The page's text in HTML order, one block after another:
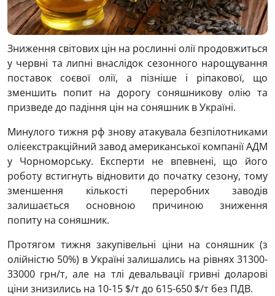
Зниження світових цін на рослинні олії продовжиться
у червні та липні внаслідок сезонного нарощування
поставок соєвої олії, а пізніше і ріпакової, що
зменшить попит на дорогу соняшникову олію та
призведе до падіння цін на соняшник в Україні.
Минулого тижня рф знову атакувала безпілотниками
олієекстракційний завод американської компанії АДМ
у Чорноморську. Експерти не впевнені, що його
роботу встигнуть відновити до початку сезону, тому
зменшення кількості переробних заводів
залишається основною причиною зниження
попиту на соняшник.
Протягом тижня закупівельні ціни на соняшник (з
олійністю 50%) в Україні залишались на рівнях 31300-
33000 грн/т, але на тлі девальвації гривні доларові
ціни знизились на 10-15 $/т до 615-650 $/т без ПДВ.